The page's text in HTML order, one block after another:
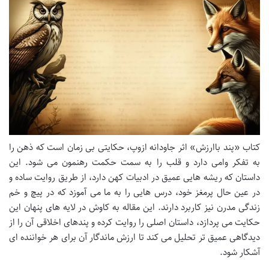
کتاب «پند باارزش» اثر جاودانه ازوپ، حکایتی بی زمان است که ذهن را
به تفکر وامی دارد و قلب را به سمت حکمت رهنمون می شود. این
داستان که ریشه هایی عمیق در ادبیات کهن دارد، از طریق روایت ساده و
در عین حال پرمغز خود، درس هایی را به ما می آموزد که در پیچ و خم
زندگی مدرن نیز کاربرد دارند. این مقاله به کاوش در لایه های پنهان این
حکایت می پردازد، داستان اصلی را روایت کرده و پندهای اخلاقی آن را از
دیدگاهی عمیق تر تحلیل می کند تا ارزش ماندگار آن برای هر خواننده ای
آشکار شود.